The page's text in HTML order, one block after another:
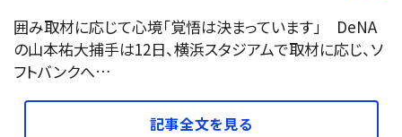
囲み取材に応じて心境「覚悟は決まっています」 DeNA
の山本祐大捕手は12日、横浜スタジアムで取材に応じ、ソ
フトバンクへ…
記事全文を見る